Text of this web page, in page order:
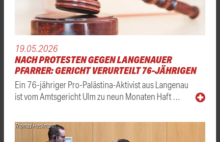
19.05.2026
NACH PROTESTEN GEGEN LANGENAUER
PFARRER: GERICHT VERURTEILT 76-JÄHRIGEN
Ein 76-jähriger Pro-Palästina-Aktivist aus Langenau
ist vom Amtsgericht Ulm zu neun Monaten Haft …
Thomas Heckmann